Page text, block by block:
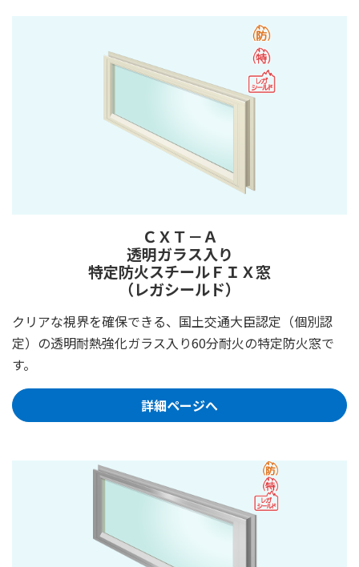
ＣＸＴ－Ａ
透明ガラス入り
特定防火スチールＦＩＸ窓
（レガシールド）
クリアな視界を確保できる、国土交通大臣認定（個別認
定）の透明耐熱強化ガラス入り60分耐火の特定防火窓で
す。
詳細ページへ